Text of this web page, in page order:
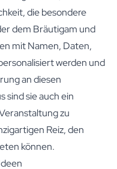
die besondere
dem Bräutigam und
mit Namen, Daten,
werden und
an diesen
sind sie auch ein
zu
Reiz, den
können.